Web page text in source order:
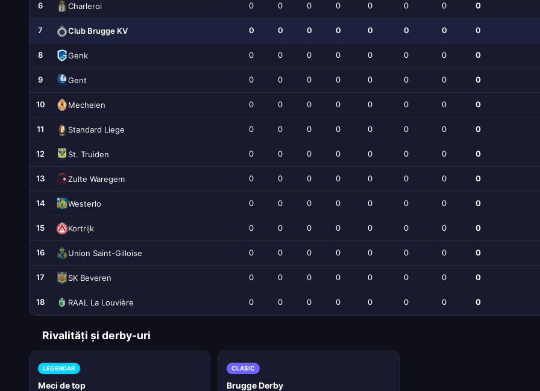
6 Charleroi 0 0 0 0 0 0 0 0
7 Club Brugge KV 0 0 0 0 0 0 0 0
8 Genk 0 0 0 0 0 0 0 0
9 Gent 0 0 0 0 0 0 0 0
10 Mechelen 0 0 0 0 0 0 0 0
11 Standard Liege 0 0 0 0 0 0 0 0
12 St. Truiden 0 0 0 0 0 0 0 0
13 Zulte Waregem 0 0 0 0 0 0 0 0
14 Westerlo 0 0 0 0 0 0 0 0
15 Kortrijk 0 0 0 0 0 0 0 0
16 Union Saint-Gilloise 0 0 0 0 0 0 0 0
17 SK Beveren 0 0 0 0 0 0 0 0
18 RAAL La Louvière 0 0 0 0 0 0 0 0
Rivalități și derby-uri
LEGENDAR
Meci de top
CLASIC
Brugge Derby